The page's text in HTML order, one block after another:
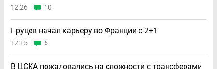
12:26 10
Пруцев начал карьеру во Франции с 2+1
12:15 5
В ЦСКА пожаловались на сложности с трансферами